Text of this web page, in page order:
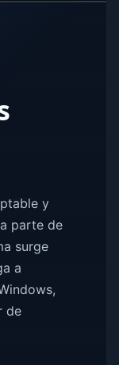
y
parte de
surge
a
de